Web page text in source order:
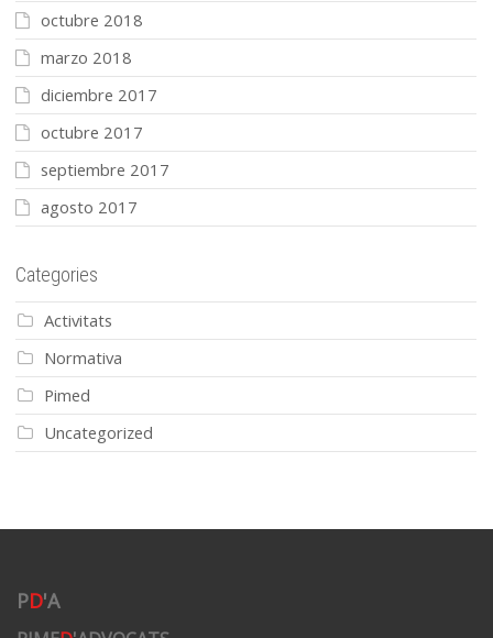
octubre 2018
marzo 2018
diciembre 2017
octubre 2017
septiembre 2017
agosto 2017
Categories
Activitats
Normativa
Pimed
Uncategorized
PD'A